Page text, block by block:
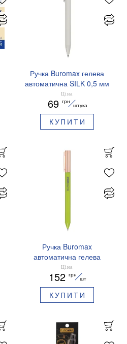
Ручка Buromax гелева
автоматична SILK 0,5 мм
сині чорнила BM.83100
Ціна
69 грн
штука
КУПИТИ
Ручка Buromax
автоматична гелева
PRESTIGE GOLD 0,5 мм
сині чорнила BM.83101
Ціна
152 грн
шт
КУПИТИ